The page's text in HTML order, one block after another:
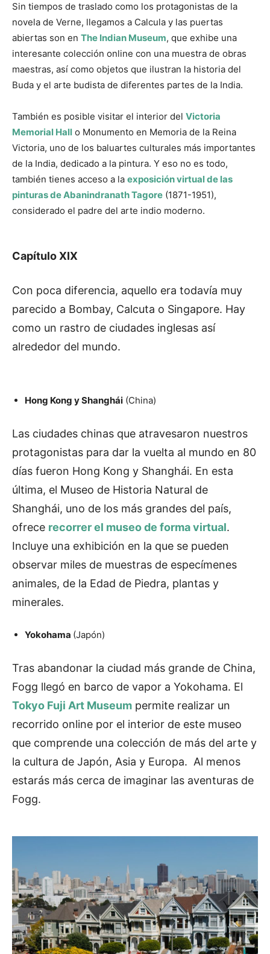
Sin tiempos de traslado como los protagonistas de la
novela de Verne, llegamos a Calcula y las puertas
abiertas son en The Indian Museum, que exhibe una
interesante colección online con una muestra de obras
maestras, así como objetos que ilustran la historia del
Buda y el arte budista de diferentes partes de la India.
También es posible visitar el interior del Victoria
Memorial Hall o Monumento en Memoria de la Reina
Victoria, uno de los baluartes culturales más importantes
de la India, dedicado a la pintura. Y eso no es todo,
también tienes acceso a la exposición virtual de las
pinturas de Abanindranath Tagore (1871-1951),
considerado el padre del arte indio moderno.
Capítulo XIX
Con poca diferencia, aquello era todavía muy
parecido a Bombay, Calcuta o Singapore. Hay
como un rastro de ciudades inglesas así
alrededor del mundo.
Hong Kong y Shanghái (China)
Las ciudades chinas que atravesaron nuestros
protagonistas para dar la vuelta al mundo en 80
días fueron Hong Kong y Shanghái. En esta
última, el Museo de Historia Natural de
Shanghái, uno de los más grandes del país,
ofrece recorrer el museo de forma virtual.
Incluye una exhibición en la que se pueden
observar miles de muestras de especímenes
animales, de la Edad de Piedra, plantas y
minerales.
Yokohama (Japón)
Tras abandonar la ciudad más grande de China,
Fogg llegó en barco de vapor a Yokohama. El
Tokyo Fuji Art Museum permite realizar un
recorrido online por el interior de este museo
que comprende una colección de más del arte y
la cultura de Japón, Asia y Europa. Al menos
estarás más cerca de imaginar las aventuras de
Fogg.